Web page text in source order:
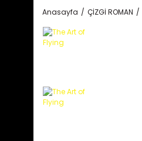
Anasayfa ÇİZGİ ROMAN